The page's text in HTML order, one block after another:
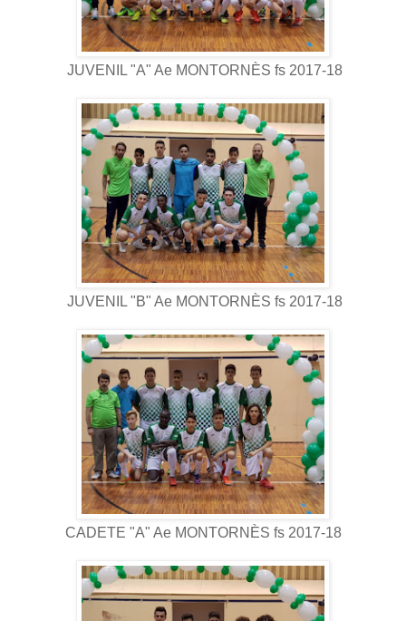
JUVENIL "A" Ae MONTORNÈS fs 2017-18
JUVENIL "B" Ae MONTORNÈS fs 2017-18
CADETE "A" Ae MONTORNÈS fs 2017-18